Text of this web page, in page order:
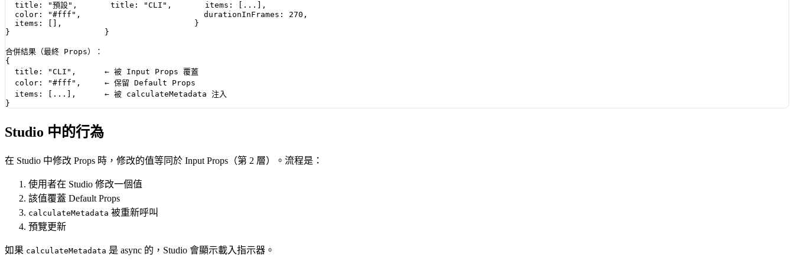
  title: "預設",       title: "CLI",       items: [...],
  color: "#fff",                          durationInFrames: 270,
  items: [],                            }
}                    }
合併結果（最終 Props）：
{
  title: "CLI",      ← 被 Input Props 覆蓋
  color: "#fff",     ← 保留 Default Props
  items: [...],      ← 被 calculateMetadata 注入
Studio 中的行為
在 Studio 中修改 Props 時，修改的值等同於 Input Props（第 2 層）。流程是：
使用者在 Studio 修改一個值
該值覆蓋 Default Props
calculateMetadata 被重新呼叫
預覽更新
如果 calculateMetadata 是 async 的，Studio 會顯示載入指示器。